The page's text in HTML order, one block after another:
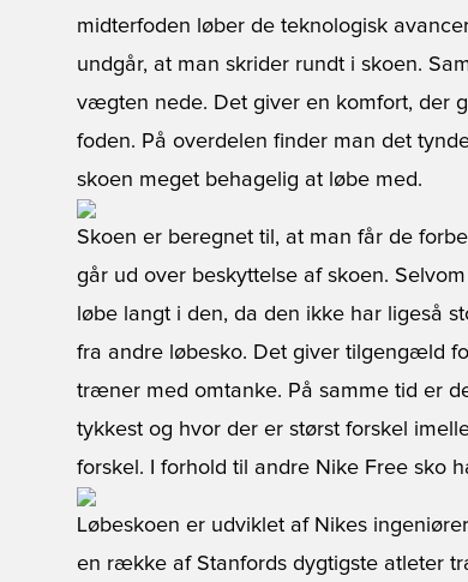
midterfoden løber de teknologisk
undgår, at man skrider rundt i skoen.
vægten nede. Det giver en komfort, der
foden. På overdelen finder man det
skoen meget behagelig at løbe med.
Skoen er beregnet til, at man får de
går ud over beskyttelse af skoen.
løbe langt i den, da den ikke har ligeså
fra andre løbesko. Det giver tilgengæld
træner med omtanke. På samme tid er
tykkest og hvor der er størst forskel
forskel. I forhold til andre Nike Free sko
Løbeskoen er udviklet af Nikes
en række af Stanfords dygtigste atleter